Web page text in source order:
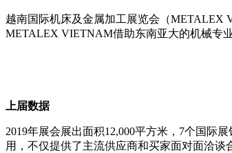
越南国际机床及金属加工展览会（METALEX
METALEX VIETNAM借助东南亚大的机械专
上届数据
2019年展会展出面积12,000平方米，7个国际
用，不仅提供了主流供应商和买家面对面洽